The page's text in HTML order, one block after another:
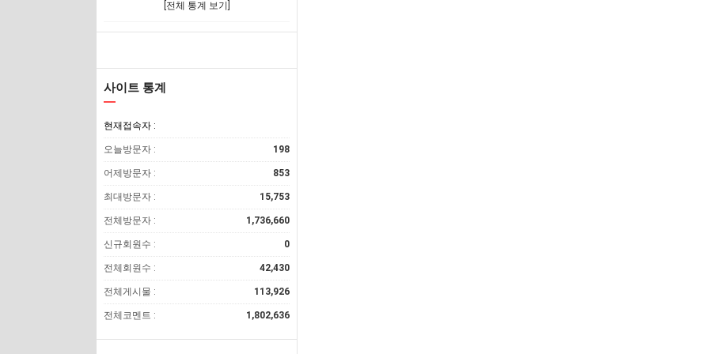
[전체 통계 보기]
사이트 통계
현재접속자 :
오늘방문자 : 198
어제방문자 : 853
최대방문자 : 15,753
전체방문자 : 1,736,660
신규회원수 : 0
전체회원수 : 42,430
전체게시물 : 113,926
전체코멘트 : 1,802,636